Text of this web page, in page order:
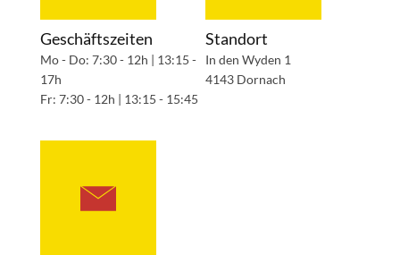
Geschäftszeiten
Mo - Do: 7:30 - 12h | 13:15 -
17h
Fr: 7:30 - 12h | 13:15 - 15:45
Standort
In den Wyden 1
4143 Dornach